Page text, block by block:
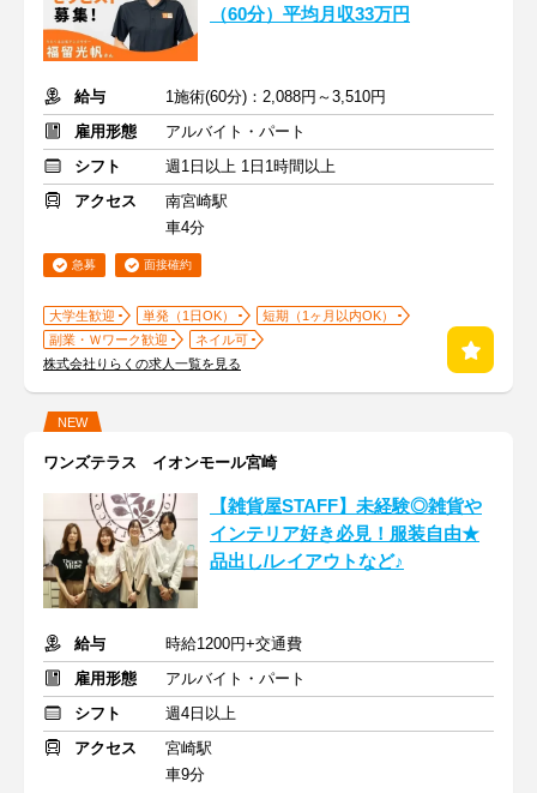
（60分）平均月収33万円
給与
1施術(60分)：2,088円～3,510円
雇用形態
アルバイト・パート
シフト
週1日以上 1日1時間以上
アクセス
南宮崎駅
車4分
急募 面接確約
大学生歓迎 単発（1日OK）
短期（1ヶ月以内OK）
副業・Ｗワーク歓迎
ネイル可
株式会社りらくの求人一覧を見る
NEW
ワンズテラス イオンモール宮崎
【雑貨屋STAFF】未経験◎雑貨や
インテリア好き必見！服装自由★
品出し/レイアウトなど♪
給与
時給1200円+交通費
雇用形態
アルバイト・パート
シフト
週4日以上
アクセス
宮崎駅
車9分